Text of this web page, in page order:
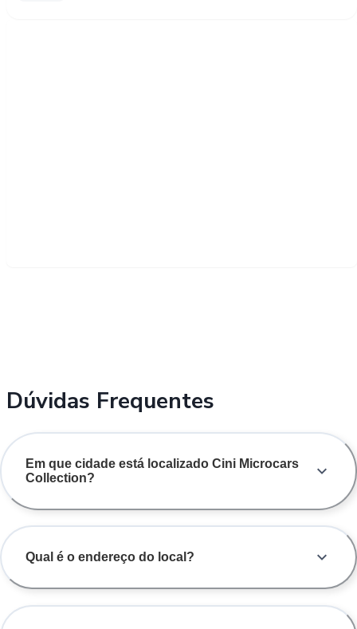
Dúvidas Frequentes
Em que cidade está localizado Cini Microcars
Collection?
Qual é o endereço do local?